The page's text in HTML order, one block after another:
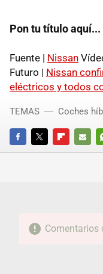
Pon tu título aquí...
Fuente | Nissan
Futuro | Nissan
eléctricos y todos
FACEBOOKTWITTERFLIPBOARD
E-
TEMAS Coches
Comentarios